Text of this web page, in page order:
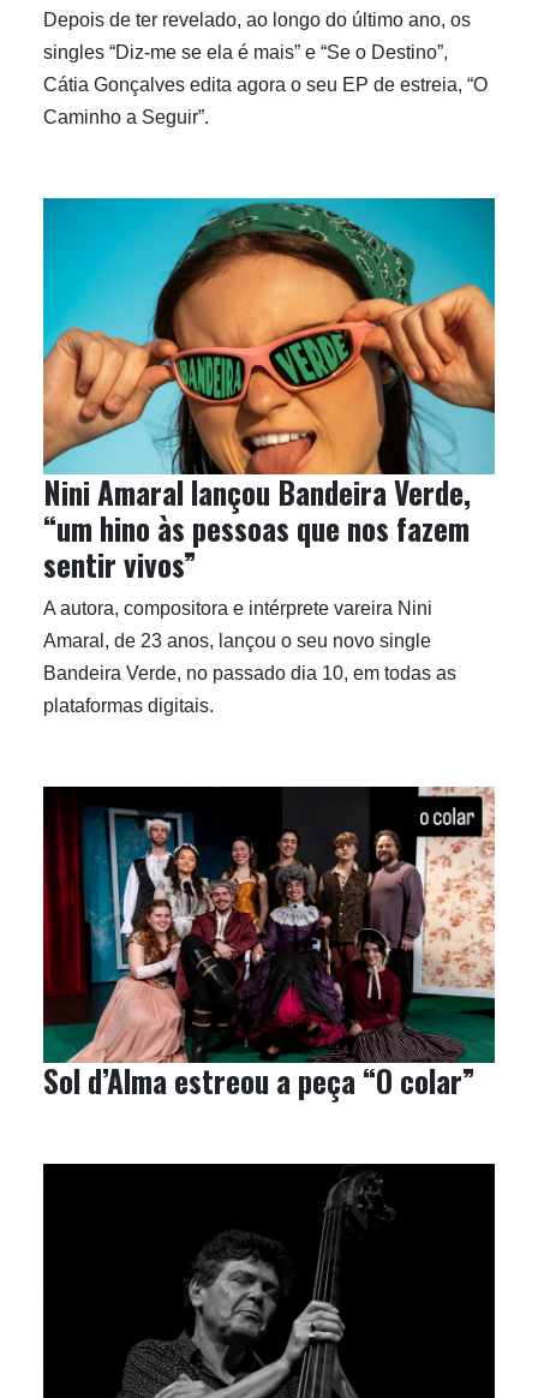
Depois de ter revelado, ao longo do último ano, os
singles “Diz-me se ela é mais” e “Se o Destino”,
Cátia Gonçalves edita agora o seu EP de estreia, “O
Caminho a Seguir”.
Nini Amaral lançou Bandeira Verde,
“um hino às pessoas que nos fazem
sentir vivos”
A autora, compositora e intérprete vareira Nini
Amaral, de 23 anos, lançou o seu novo single
Bandeira Verde, no passado dia 10, em todas as
plataformas digitais.
Sol d’Alma estreou a peça “O colar”